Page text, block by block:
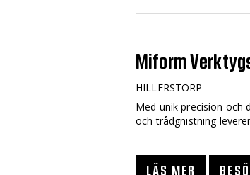
Miform
HILLERSTORP
Med unik precision och
och trådgnistning
LÄS MER